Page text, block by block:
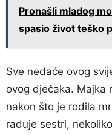
Pronašli mladog
spasio život teško
Sve nedaće ovog
ovog dječaka. Majka
nakon što je rodila
raduje sestri,